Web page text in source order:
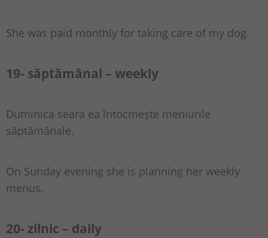
She was paid monthly for taking care of my dog.
19- săptămânal – weekly
Duminica seara ea întocmește meniurile
săptămânale.
On Sunday evening she is planning her weekly
menus.
20- zilnic – daily